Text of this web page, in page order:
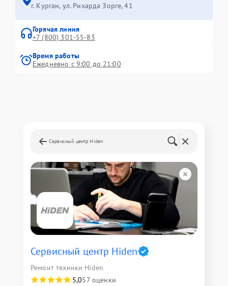
г. Курган, ул. Рихарда Зорге, 41
Горячая линия
+7 (800) 301-55-83
Время работы
Ежедневно с 9:00 до 21:00
Сервисный центр Hiden
Сервисный центр Hiden
Ремонт техники Hiden
5,057 оценки